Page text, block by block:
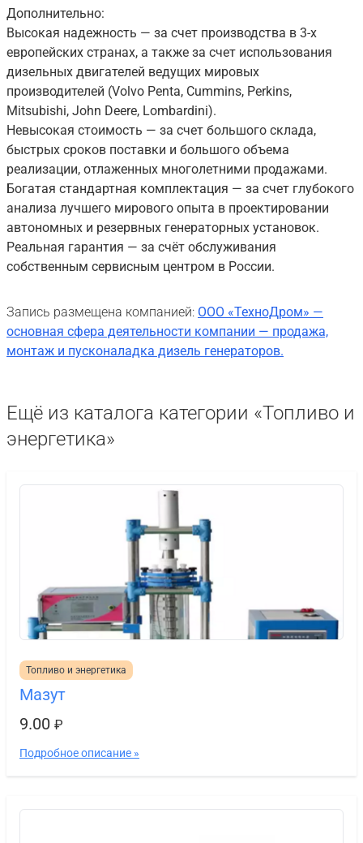
Дополнительно:
Высокая надежность — за счет производства в 3-х
европейских странах, а также за счет использования
дизельных двигателей ведущих мировых
производителей (Volvo Penta, Cummins, Perkins,
Mitsubishi, John Deere, Lombardini).
Невысокая стоимость — за счет большого склада,
быстрых сроков поставки и большого объема
реализации, отлаженных многолетними продажами.
Богатая стандартная комплектация — за счет глубокого
анализа лучшего мирового опыта в проектировании
автономных и резервных генераторных установок.
Реальная гарантия — за счёт обслуживания
собственным сервисным центром в России.
Запись размещена компанией: ООО «ТехноДром» —
основная сфера деятельности компании — продажа,
монтаж и пусконаладка дизель генераторов.
Ещё из каталога категории «Топливо и
энергетика»
Топливо и энергетика
Мазут
9.00 ₽
Подробное описание »